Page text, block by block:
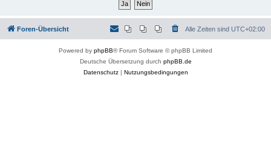
Foren-Übersicht Alle Zeiten sind UTC+02:00
Powered by phpBB® Forum Software © phpBB Limited
Deutsche Übersetzung durch phpBB.de
Datenschutz| Nutzungsbedingungen